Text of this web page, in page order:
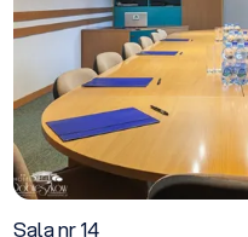
Sala nr 14